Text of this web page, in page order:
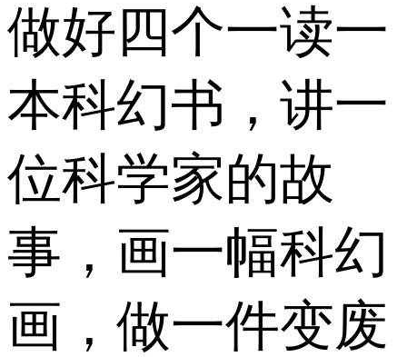
做好四个一读一
本科幻书，讲一
位科学家的故
事，画一幅科幻
画，做一件变废